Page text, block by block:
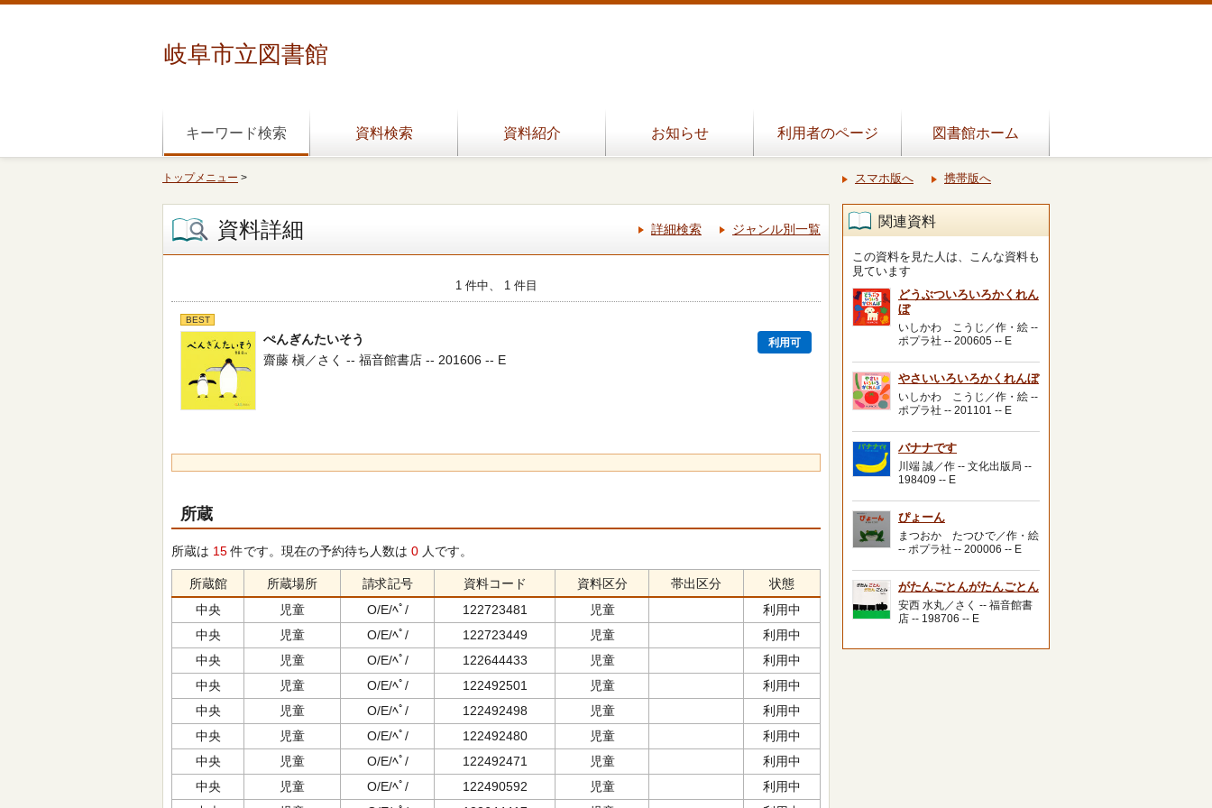
岐阜市立図書館
キーワード検索 資料検索 資料紹介 お知らせ 利用者のページ 図書館ホーム
トップメニュー > スマホ版へ 携帯版へ
資料詳細 詳細検索 ジャンル別一覧
1 件中、 1 件目
BEST
ぺんぎんたいそう 利用可
齋藤 槇／さく -- 福音館書店 -- 201606 -- E
所蔵
所蔵は 15件です。現在の予約待ち人数は 0 人です。
所蔵館 所蔵場所 請求記号 資料コード 資料区分 帯出区分
状態
中央
児童 O/E/ﾍﾟ/ 122723481 児童
利用中
中央
児童 O/E/ﾍﾟ/ 122723449 児童
利用中
中央
児童 O/E/ﾍﾟ/ 122644433 児童
利用中
中央
児童 O/E/ﾍﾟ/ 122492501 児童
利用中
中央
児童 O/E/ﾍﾟ/ 122492498 児童
利用中
中央
児童 O/E/ﾍﾟ/ 122492480 児童
利用中
中央
児童 O/E/ﾍﾟ/ 122492471 児童
利用中
中央
児童 O/E/ﾍﾟ/ 122490592 児童
利用中
関連資料
この資料を見た人は、こんな資料も
見ています
どうぶついろいろかくれん
ぼ
いしかわ こうじ／作・絵 --
ポプラ社 -- 200605 -- E
やさいいろいろかくれんぼ
いしかわ こうじ／作・絵 --
ポプラ社 -- 201101 -- E
バナナです
川端 誠／作 -- 文化出版局 --
198409 -- E
ぴょーん
まつおか たつひで／作・絵
-- ポプラ社 -- 200006 -- E
がたんごとんがたんごとん
安西 水丸／さく -- 福音館書
店 -- 198706 -- E